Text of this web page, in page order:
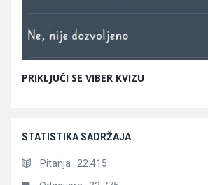
PRIKLJUČI SE VIBER KVIZU
STATISTIKA SADRŽAJA
Pitanja : 22.415